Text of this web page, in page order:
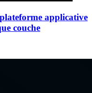
applicative
couche